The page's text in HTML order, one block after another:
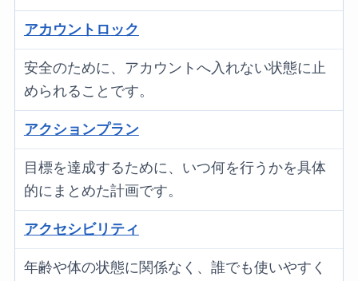
アカウントロック
安全のために、アカウントへ入れない状態に止
められることです。
アクションプラン
目標を達成するために、いつ何を行うかを具体
的にまとめた計画です。
アクセシビリティ
年齢や体の状態に関係なく、誰でも使いやすく